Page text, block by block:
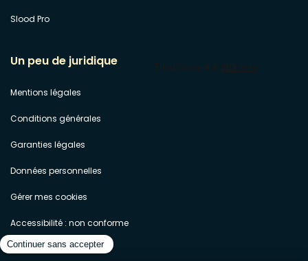
Slood Pro
Un peu de juridique
Mentions légales
Conditions générales
Garanties légales
Données personnelles
Gérer mes cookies
Accessibilité : non conforme